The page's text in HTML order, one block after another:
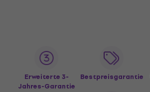
Erweiterte 3-
Jahres-Garantie
Bestpreisgarantie